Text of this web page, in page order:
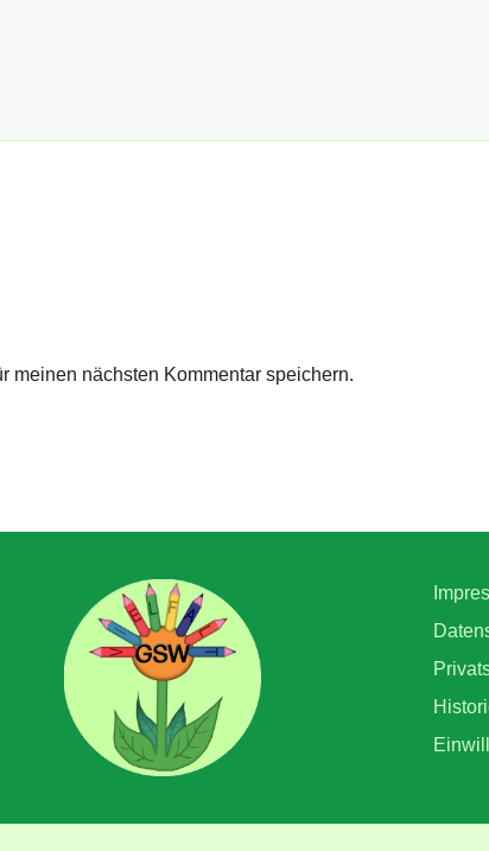
meinen nächsten Kommentar speichern.